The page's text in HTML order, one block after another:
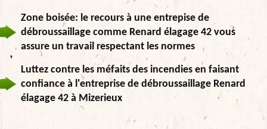
Zone boisée: le recours à une entrepise de
débroussaillage comme Renard élagage 42 vous
assure un travail respectant les normes
Luttez contre les méfaits des incendies en faisant
confiance à l'entreprise de débroussaillage Renard
élagage 42 à Mizerieux